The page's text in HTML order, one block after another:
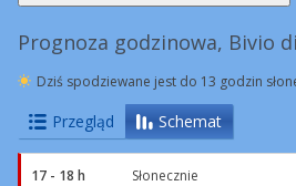
Prognoza godzinowa, Bivio
Dziś spodziewane jest do 13 godzin
Przegląd Schemat
17 - 18 h Słonecznie